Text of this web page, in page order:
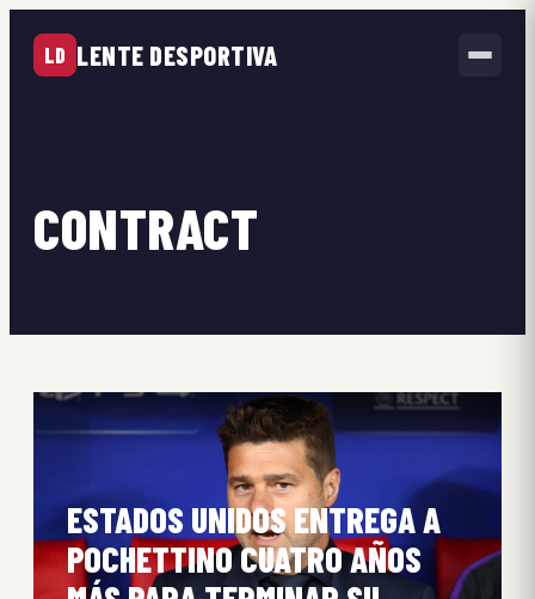
LD LENTE DESPORTIVA
CONTRACT
ESTADOS UNIDOS ENTREGA A
POCHETTINO CUATRO AÑOS